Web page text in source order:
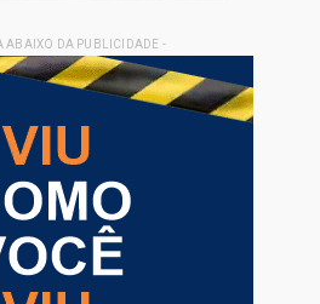
ABAIXO DA PUBLICIDADE -